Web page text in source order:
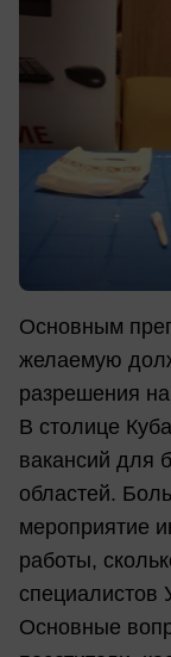
Основным
желаемую
разрешения на
В столице
вакансий для
областей.
мероприятие
работы,
Основные